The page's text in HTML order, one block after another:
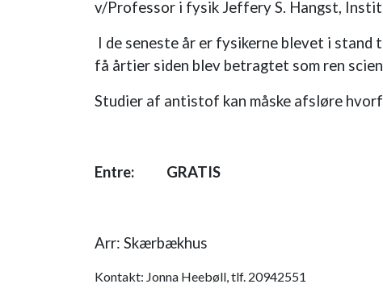
v/Professor i fysik Jeffery S. Hangst,
I de seneste år er fysikerne blevet i
få årtier siden blev betragtet som ren
Studier af antistof kan måske afsløre
Entre: GRATIS
Arr: Skærbækhus
Kontakt: Jonna Heebøll, tlf. 20942551